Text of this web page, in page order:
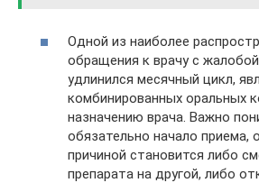
Одной из наиболее
обращения к врачу с
удлинился месячный цикл,
комбинированных оральных
назначению врача. Важно
обязательно начало приема,
причиной становится либо
препарата на другой, либо